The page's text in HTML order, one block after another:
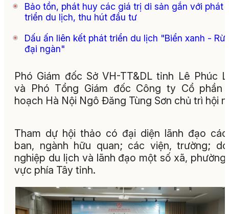
Bảo tồn, phát huy các giá trị di sản gắn với phát
triển du lịch, thu hút đầu tư
Dấu ấn liên kết phát triển du lịch "Biển xanh -
đại ngàn"
Phó Giám đốc Sở VH-TT&DL tỉnh Lê Phúc
và Phó Tổng Giám đốc Công ty Cổ phần
hoạch Hà Nội Ngô Đăng Tùng Sơn chủ trì hội
Tham dự hội thảo có đại diện lãnh đạo
ban, ngành hữu quan; các viện, trường;
nghiệp du lịch và lãnh đạo một số xã, phường
vực phía Tây tỉnh.